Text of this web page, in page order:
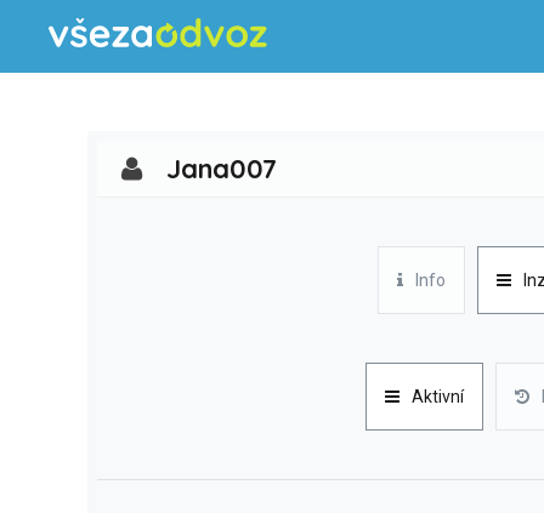
Jana007
Info
Aktivní